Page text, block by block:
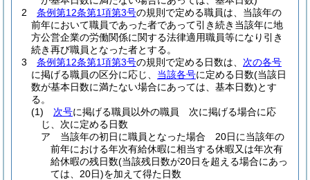
2
条例第12条第1項第3号の規則で定める職員は、当該年の
前年において職員であった者であって引き続き当該年に地
方公営企業の労働関係に関する法律適用職員等になり引き
続き再び職員となった者とする。
3
条例第12条第1項第3号の規則で定める日数は、 次の各号
に掲げる職員の区分に応じ、 当該各号に定める日数(当該日
数が基本日数に満たない場合にあっては、基本日数)とす
る。
(1)
次号に掲げる職員以外の職員 次に掲げる場合に応
じ、次に定める日数
ア
当該年の初日に職員となった場合 20日に当該年の
前年における年次有給休暇に相当する休暇又は年次有
給休暇の残日数(当該残日数が20日を超える場合にあっ
ては、20日)を加えて得た日数